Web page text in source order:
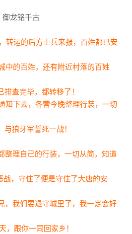
龙铭千古
转运的后方士兵来报，百姓都已安
中的百姓，还有附近村落的百姓
查完毕，都转移了！
知下去，各营今晚整理行装，一切
狼牙军誓死一战！
整理自己的行装，一切从简，知道
战，守住了便是守住了大唐的安
，我们要退守城里了，我一定会好
，跟你一同回家乡！